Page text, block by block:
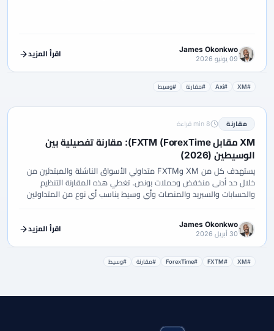
James Okonkwo
09 يونيو 2026
اقرأ المزيد
#XM
#Axi #مقارنة #وسيط
مقارنة 8 min قراءة
XM مقابل FXTM (ForexTime): مقارنة تفصيلية بين
الوسيطين (2026)
يستهدف كل من XM وFXTM متداولي الأسواق الناشئة والمبتدئين من
خلال حد أدنى منخفض وحملات بونص. تغطي هذه المقارنة التنظيم
والحسابات والسبريد والمنصات وأي وسيط يناسب أي نوع من المتداولين
James Okonkwo
30 أبريل 2026
اقرأ المزيد
#XM
#FXTM
#ForexTime #مقارنة #وسيط